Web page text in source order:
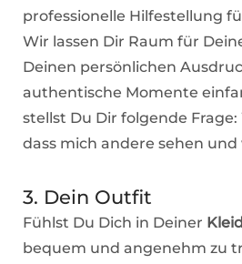
professionelle Hilfestellung
Wir lassen Dir Raum für
Deinen persönlichen
authentische Momente
stellst Du Dir folgende
dass mich andere sehen
3. Dein Outfit
Fühlst Du Dich in Deiner
bequem und angenehm zu